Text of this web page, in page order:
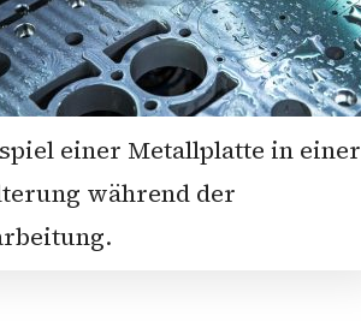
einer Metallplatte in einer
während der